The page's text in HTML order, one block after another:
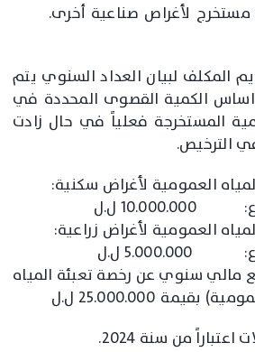
مستخرج لأغراص صناعية أخرى.
المكلف لبيان العداد السنوي يتم
الكمية القصوى المحددة في
المستخرجة فعلياً في حال زادت
الترخيص.
العمومية لأغراض سكنية:
ل.ل
العمومية لأغراض زراعية:
ل.ل
سنوي عن رخصة تعبئة المياه
25.000.000 ل.ل
من سنة 2024.